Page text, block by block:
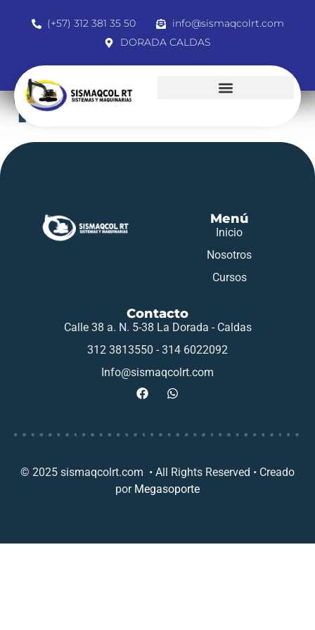
(+57) 312 381 35 50
info@sismaqcolrt.com
DORADA CALDAS
1056773246
Menú
Inicio
Nosotros
Cursos
Contacto
Calle 38 a. N. 5-38 La Dorada - Caldas
312 3813550 - 314 6022092
Info@sismaqcolrt.com
© 2025 sismaqcolrt.com • All Rights Reserved • Creado
por Megasoporte